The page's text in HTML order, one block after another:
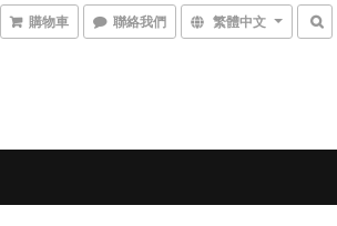
購物車 聯絡我們 繁體中文